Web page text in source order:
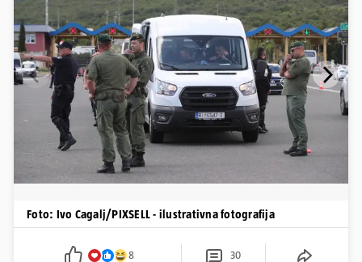
Foto: Ivo Cagalj/PIXSELL - ilustrativna fotografija
8 30